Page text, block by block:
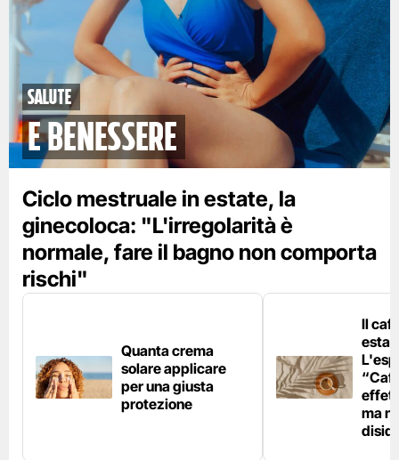
Salute
e benessere
Ciclo mestruale in estate, la
ginecoloca: "L'irregolarità è
normale, fare il bagno non comporta
rischi"
Quanta crema
solare applicare
per una giusta
protezione
Il
ma